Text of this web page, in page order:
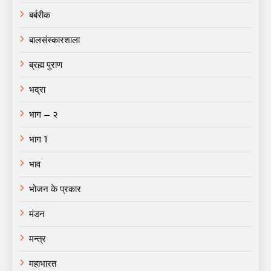
बर्बरीक
बालसंस्कारशाला
ब्रह्म पुराण
भद्रा
भाग – २
भाग 1
भाव
भोजन के प्रकार
मंडन
मन्त्र
महाभारत